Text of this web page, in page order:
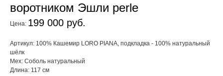
воротником Эшли perle
Цена: 199 000 руб.
Артикул: 100% Кашемир LORO PIANA, подкладка - 100% натуральный
шёлк
Мех: Соболь натуральный
Длина: 117 см